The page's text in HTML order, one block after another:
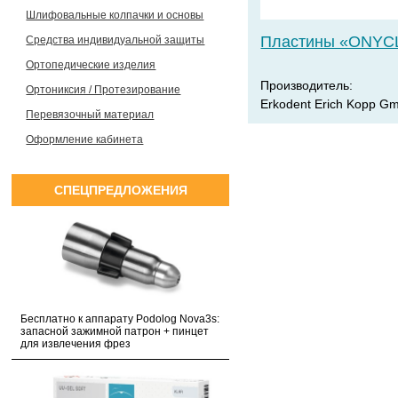
Шлифовальные колпачки и основы
Средства индивидуальной защиты
Ортопедические изделия
Ортониксия / Протезирование
Перевязочный материал
Оформление кабинета
СПЕЦПРЕДЛОЖЕНИЯ
Бесплатно к аппарату Podolog Nova3s:
запасной зажимной патрон + пинцет
для извлечения фрез
Пластины
Производитель:
Erkodent Erich Kopp